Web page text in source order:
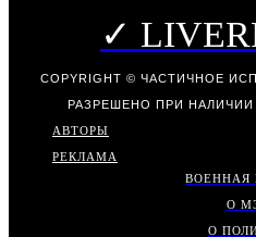
✓
COPYRIGHT © ЧАСТИЧНОЕ
РАЗРЕШЕНО ПРИ
АВТОРЫ
РЕКЛАМА
ВОЕННАЯ
О
О